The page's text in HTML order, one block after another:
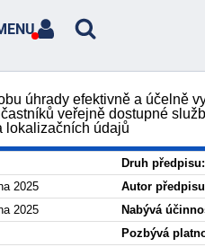
úhrady efektivně a účelně
veřejně dostupné
lokalizačních údajů
Druh předpisu:
2025
Autor
2025
Nabývá
Pozbývá